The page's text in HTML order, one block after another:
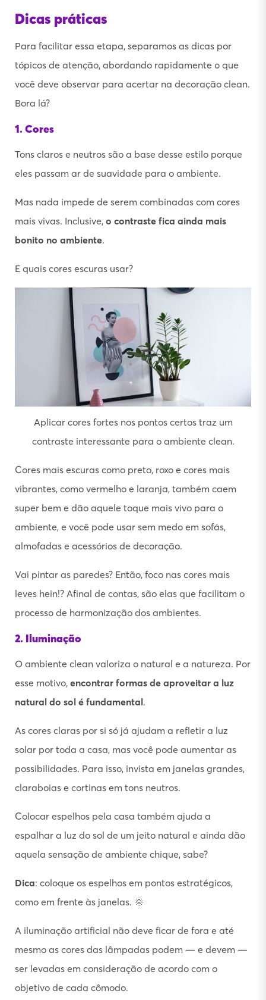
Dicas práticas
Para facilitar essa etapa, separamos as dicas por
tópicos de atenção, abordando rapidamente o que
você deve observar para acertar na decoração clean.
Bora lá?
1. Cores
Tons claros e neutros são a base desse estilo porque
eles passam ar de suavidade para o ambiente.
Mas nada impede de serem combinadas com cores
mais vivas. Inclusive, o contraste fica ainda mais
bonito no ambiente.
E quais cores escuras usar?
Aplicar cores fortes nos pontos certos traz um
contraste interessante para o ambiente clean.
Cores mais escuras como preto, roxo e cores mais
vibrantes, como vermelho e laranja, também caem
super bem e dão aquele toque mais vivo para o
ambiente, e você pode usar sem medo em sofás,
almofadas e acessórios de decoração.
Vai pintar as paredes? Então, foco nas cores mais
leves hein!? Afinal de contas, são elas que facilitam o
processo de harmonização dos ambientes.
2. Iluminação
O ambiente clean valoriza o natural e a natureza. Por
esse motivo, encontrar formas de aproveitar a luz
natural do sol é fundamental.
As cores claras por si só já ajudam a refletir a luz
solar por toda a casa, mas você pode aumentar as
possibilidades. Para isso, invista em janelas grandes,
claraboias e cortinas em tons neutros.
Colocar espelhos pela casa também ajuda a
espalhar a luz do sol de um jeito natural e ainda dão
aquela sensação de ambiente chique, sabe?
Dica: coloque os espelhos em pontos estratégicos,
como em frente às janelas. 🌞
A iluminação artificial não deve ficar de fora e até
mesmo as cores das lâmpadas podem — e devem —
ser levadas em consideração de acordo com o
objetivo de cada cômodo.